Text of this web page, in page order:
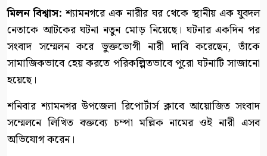
মিলন বিশ্বাস: শ্যামনগরে এক নারীর ঘর থেকে স্থানীয় এক যুবদল
নেতাকে আটকের ঘটনা নতুন মোড় নিয়েছে। ঘটনার একদিন পর
সংবাদ সম্মেলন করে ভুক্তভোগী নারী দাবি করেছেন, তাঁকে
সামাজিকভাবে হেয় করতে পরিকল্পিতভাবে পুরো ঘটনাটি সাজানো
হয়েছে।
শনিবার শ্যামনগর উপজেলা রিপোর্টার্স ক্লাবে আয়োজিত সংবাদ
সম্মেলনে লিখিত বক্তব্যে চম্পা মল্লিক নামের ওই নারী এসব
অভিযোগ করেন।